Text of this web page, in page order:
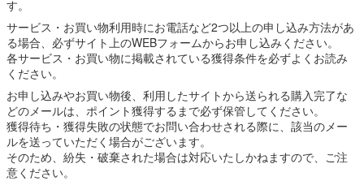
す。
サービス・お買い物利用時にお電話など2つ以上の申し込み方法があ
る場合、必ずサイト上のWEBフォームからお申し込みください。
各サービス・お買い物に掲載されている獲得条件を必ずよくお読み
ください。
お申し込みやお買い物後、利用したサイトから送られる購入完了な
どのメールは、ポイント獲得するまで必ず保管してください。
獲得待ち・獲得失敗の状態でお問い合わせされる際に、該当のメー
ルを送っていただく場合がございます。
そのため、紛失・破棄された場合は対応いたしかねますので、ご注
意ください。